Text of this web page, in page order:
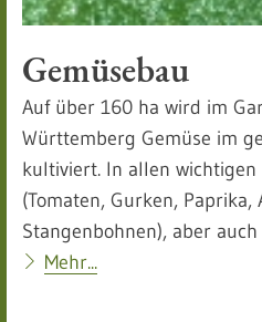
Gemüsebau
Auf über 160 ha wird im
Württemberg Gemüse im
kultiviert. In allen
(Tomaten, Gurken, Paprika,
Stangenbohnen), aber
Mehr...